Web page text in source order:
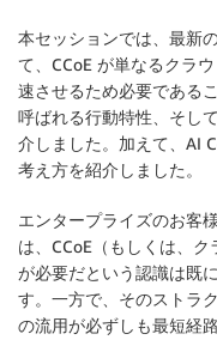
本セッションでは、最新
て、CCoE が単なるクラ
速させるため必要である
呼ばれる行動特性、そし
介しました。加えて、AI
考え方を紹介しました。
エンタープライズのお客
は、CCoE（もしくは、
が必要だという認識は既
す。一方で、そのストラ
の流用が必ずしも最短経